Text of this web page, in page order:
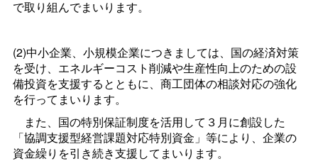
で取り組んでまいります。
(2)中小企業、小規模企業につきましては、国の経済対策
を受け、エネルギーコスト削減や生産性向上のための設
備投資を支援するとともに、商工団体の相談対応の強化
を行ってまいります。
また、国の特別保証制度を活用して３月に創設した
「協調支援型経営課題対応特別資金」等により、企業の
資金繰りを引き続き支援してまいります。